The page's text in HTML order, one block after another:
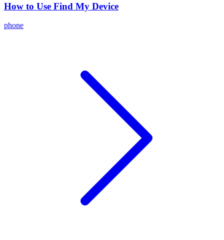
How to Use Find My Device
phone